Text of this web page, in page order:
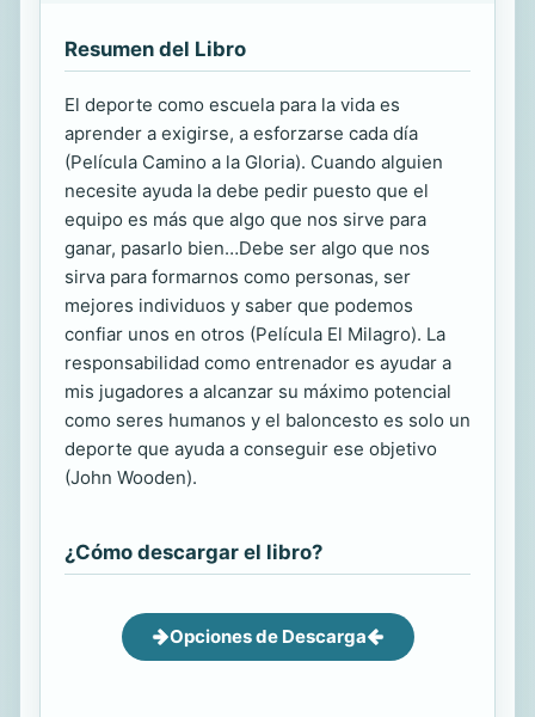
Resumen del Libro
El deporte como escuela para la vida es
aprender a exigirse, a esforzarse cada día
(Película Camino a la Gloria). Cuando alguien
necesite ayuda la debe pedir puesto que el
equipo es más que algo que nos sirve para
ganar, pasarlo bien…Debe ser algo que nos
sirva para formarnos como personas, ser
mejores individuos y saber que podemos
confiar unos en otros (Película El Milagro). La
responsabilidad como entrenador es ayudar a
mis jugadores a alcanzar su máximo potencial
como seres humanos y el baloncesto es solo un
deporte que ayuda a conseguir ese objetivo
(John Wooden).
¿Cómo descargar el libro?
Opciones de Descarga